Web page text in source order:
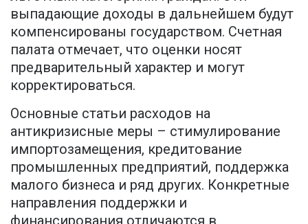
выпадающие доходы в дальнейшем будут
компенсированы государством. Счетная
палата отмечает, что оценки носят
предварительный характер и могут
корректироваться.
Основные статьи расходов на
антикризисные меры – стимулирование
импортозамещения, кредитование
промышленных предприятий, поддержка
малого бизнеса и ряд других. Конкретные
направления поддержки и
финансирования отличаются в